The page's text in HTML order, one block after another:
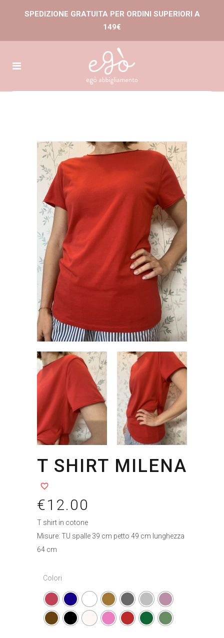
T SHIRT MILENA
€ 12.00
T shirt in cotone
Misure: TU spalle 39 cm petto 49 cm lunghezza
64 cm
Colori
SPEDIZIONE GRATUITA PER ORDINI SUPERIORI A
149€